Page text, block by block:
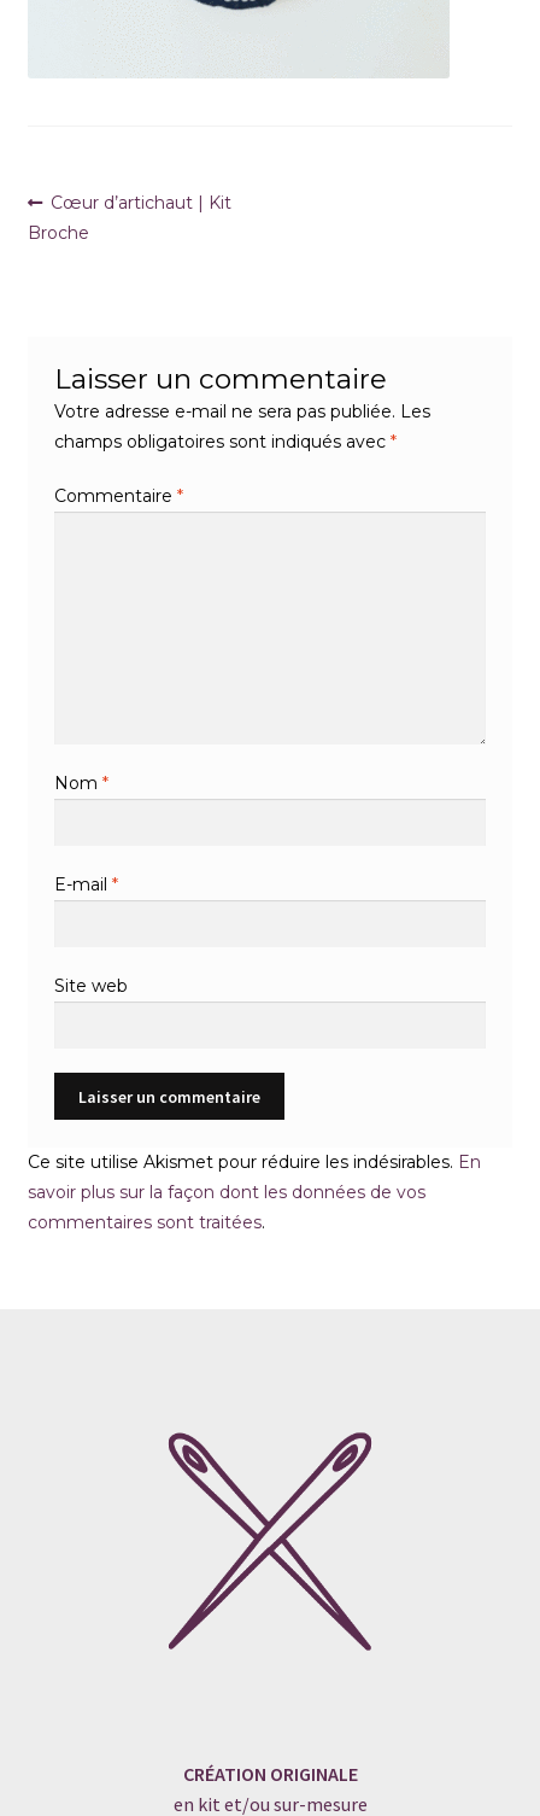
Navigation
de
Article
précédent :
Cœur d’artichaut | Kit
Broche
Laisser un commentaire
Votre adresse e-mail ne sera pas publiée. Les
champs obligatoires sont indiqués avec*
Commentaire*
Nom*
E-mail*
Site web
Ce site utilise Akismet pour réduire les indésirables. En
savoir plus sur la façon dont les données de vos
commentaires sont traitées.
CRÉATION ORIGINALE
en kit et/ou sur-mesure